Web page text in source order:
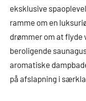
eksklusive
ramme om en
drømmer om at flyde
beroligende
aromatiske
på afslapning i